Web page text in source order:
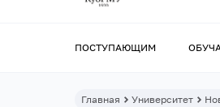
ПОСТУПАЮЩИМ
Главная Университет